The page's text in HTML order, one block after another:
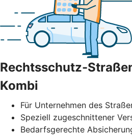
Rechtsschutz-
Kombi
Für Unternehmen des
Speziell zugeschnittener
Bedarfsgerechte